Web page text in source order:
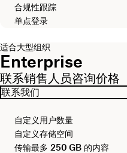
合规性跟踪
单点登录
适合大型组织
Enterprise
联系销售人员咨询价格
联系我们
自定义用户数量
自定义存储空间
传输最多 250 GB 的内容